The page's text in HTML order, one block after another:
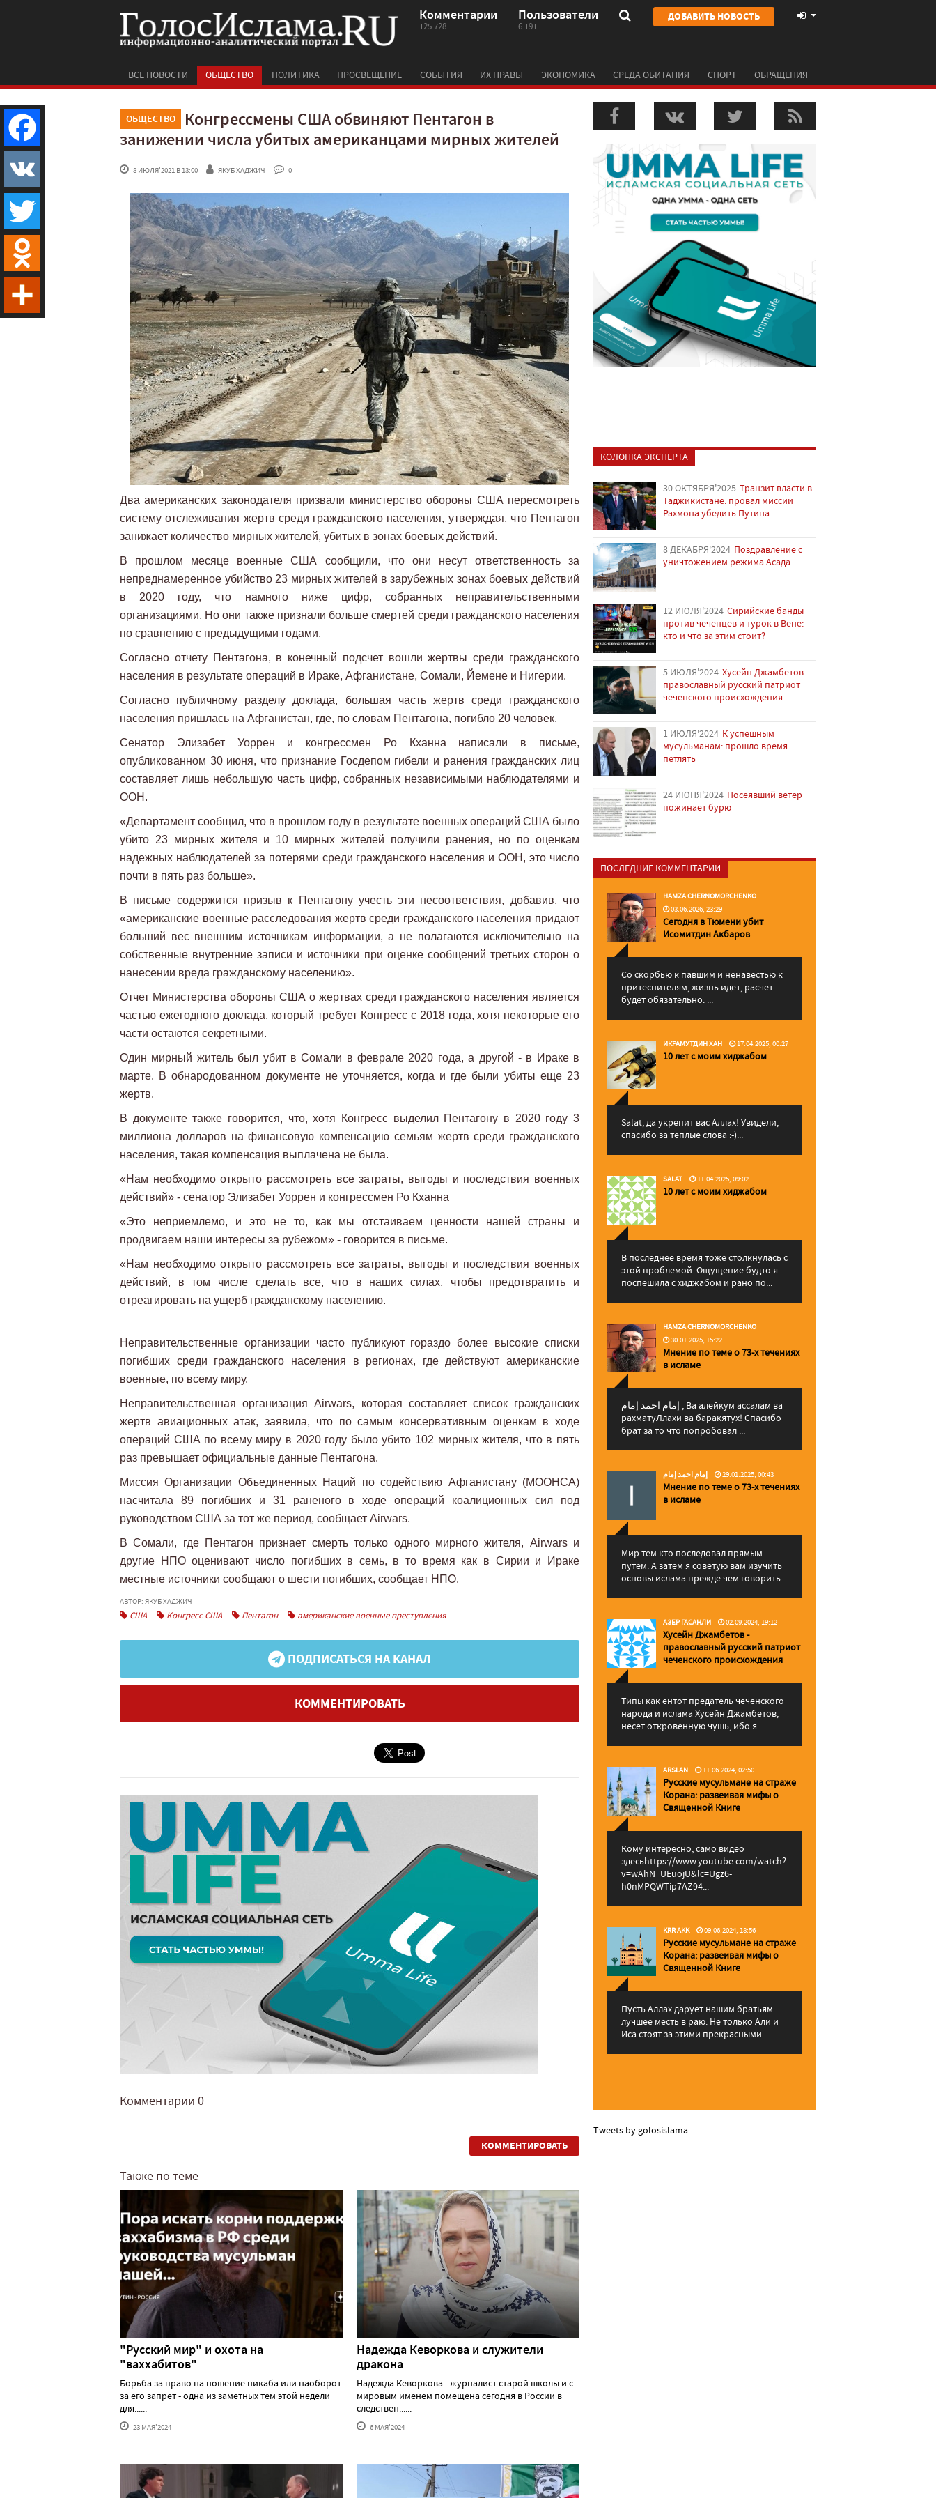
Комментарии
125 728
Пользователи
6 191
ДОБАВИТЬ НОВОСТЬ
ВСЕ НОВОСТИ ОБЩЕСТВО ПОЛИТИКА ПРОСВЕЩЕНИЕ СОБЫТИЯ ИХ НРАВЫ ЭКОНОМИКА СРЕДА ОБИТАНИЯ СПОРТ ОБРАЩЕНИЯ
ОБЩЕСТВО
Конгрессмены США обвиняют Пентагон в
занижении числа убитых американцами мирных жителей
8 ИЮЛЯ'2021 В 13:00 ЯКУБ ХАДЖИЧ 0
Два американских законодателя призвали министерство обороны США пересмотреть
систему отслеживания жертв среди гражданского населения, утверждая, что Пентагон
занижает количество мирных жителей, убитых в зонах боевых действий.
В прошлом месяце военные США сообщили, что они несут ответственность за
непреднамеренное убийство 23 мирных жителей в зарубежных зонах боевых действий
в 2020 году, что намного ниже цифр, собранных неправительственными
организациями. Но они также признали больше смертей среди гражданского населения
по сравнению с предыдущими годами.
Согласно отчету Пентагона, в конечный подсчет вошли жертвы среди гражданского
населения в результате операций в Ираке, Афганистане, Сомали, Йемене и Нигерии.
Согласно публичному разделу доклада, большая часть жертв среди гражданского
населения пришлась на Афганистан, где, по словам Пентагона, погибло 20 человек.
Сенатор Элизабет Уоррен и конгрессмен Ро Кханна написали в письме,
опубликованном 30 июня, что признание Госдепом гибели и ранения гражданских лиц
составляет лишь небольшую часть цифр, собранных независимыми наблюдателями и
ООН.
«Департамент сообщил, что в прошлом году в результате военных операций США было
убито 23 мирных жителя и 10 мирных жителей получили ранения, но по оценкам
надежных наблюдателей за потерями среди гражданского населения и ООН, это число
почти в пять раз больше».
В письме содержится призыв к Пентагону учесть эти несоответствия, добавив, что
«американские военные расследования жертв среди гражданского населения придают
больший вес внешним источникам информации, а не полагаются исключительно на
собственные внутренние записи и источники при оценке сообщений третьих сторон о
нанесении вреда гражданскому населению».
Отчет Министерства обороны США о жертвах среди гражданского населения является
частью ежегодного доклада, который требует Конгресс с 2018 года, хотя некоторые его
части остаются секретными.
Один мирный житель был убит в Сомали в феврале 2020 года, а другой - в Ираке в
марте. В обнародованном документе не уточняется, когда и где были убиты еще 23
жертв.
В документе также говорится, что, хотя Конгресс выделил Пентагону в 2020 году 3
миллиона долларов на финансовую компенсацию семьям жертв среди гражданского
населения, такая компенсация выплачена не была.
«Нам необходимо открыто рассмотреть все затраты, выгоды и последствия военных
действий» - сенатор Элизабет Уоррен и конгрессмен Ро Кханна
«Это неприемлемо, и это не то, как мы отстаиваем ценности нашей страны и
продвигаем наши интересы за рубежом» - говорится в письме.
«Нам необходимо открыто рассмотреть все затраты, выгоды и последствия военных
действий, в том числе сделать все, что в наших силах, чтобы предотвратить и
отреагировать на ущерб гражданскому населению.
Неправительственные организации часто публикуют гораздо более высокие списки
погибших среди гражданского населения в регионах, где действуют американские
военные, по всему миру.
Неправительственная организация Airwars, которая составляет список гражданских
жертв авиационных атак, заявила, что по самым консервативным оценкам в ходе
операций США по всему миру в 2020 году было убито 102 мирных жителя, что в пять
раз превышает официальные данные Пентагона.
Миссия Организации Объединенных Наций по содействию Афганистану (МООНСА)
насчитала 89 погибших и 31 раненого в ходе операций коалиционных сил под
руководством США за тот же период, сообщает Airwars.
В Сомали, где Пентагон признает смерть только одного мирного жителя, Airwars и
другие НПО оценивают число погибших в семь, в то время как в Сирии и Ираке
местные источники сообщают о шести погибших, сообщает НПО.
АВТОР: ЯКУБ ХАДЖИЧ
США Конгресс США Пентагон американские военные преступления
ПОДПИСАТЬСЯ НА КАНАЛ
КОММЕНТИРОВАТЬ
Комментарии 0
КОММЕНТИРОВАТЬ
Также по теме
"Русский мир" и охота на
"ваххабитов"
Борьба за право на ношение никаба или наоборот
за его запрет - одна из заметных тем этой недели
для......
23 МАЯ'2024
Надежда Кеворкова и служители
дракона
Надежда Кеворкова - журналист старой школы и с
мировым именем помещена сегодня в России в
следствен......
6 МАЯ'2024
КОЛОНКА ЭКСПЕРТА
30 ОКТЯБРЯ'2025 Транзит власти в
Таджикистане: провал миссии
Рахмона убедить Путина
8 ДЕКАБРЯ'2024 Поздравление с
уничтожением режима Асада
12 ИЮЛЯ'2024 Сирийские банды
против чеченцев и турок в Вене:
кто и что за этим стоит?
5 ИЮЛЯ'2024 Хусейн Джамбетов -
православный русский патриот
чеченского происхождения
1 ИЮЛЯ'2024 К успешным
мусульманам: прошло время
петлять
24 ИЮНЯ'2024 Посеявший ветер
пожинает бурю
ПОСЛЕДНИЕ КОММЕНТАРИИ
HAMZA CHERNOMORCHENKO
03.06.2026, 23:29
Сегодня в Тюмени убит
Исомитдин Акбаров
Со скорбью к павшим и ненавестью к
притеснителям, жизнь идет, расчет
будет обязательно. ...
ИКРАМУТДИН ХАН 17.04.2025, 00:27
10 лет с моим хиджабом
Salat, да укрепит вас Аллаx! Увидели,
спасибо за теплые слова :-)...
SALAT 11.04.2025, 09:02
10 лет с моим хиджабом
В последнее время тоже столкнулась с
этой проблемой. Ощущение будто я
поспешила с хиджабом и рано по...
HAMZA CHERNOMORCHENKO
30.01.2025, 15:22
Мнение по теме о 73-х течениях
в исламе
إمام احمد إمام , Ва алейкум ассалам ва
рахматуЛлахи ва баракятух! Спасибо
брат за то что попробовал ...
إمام احمد إمام 29.01.2025, 00:43
Мнение по теме о 73-х течениях
в исламе
Мир тем кто последовал прямым
путем. А затем я советую вам изучить
основы ислама прежде чем говорить...
АЗЕР ГАСАНЛИ 02.09.2024, 19:12
Хусейн Джамбетов -
православный русский патриот
чеченского происхождения
Типы как ентот предатель чеченского
народа и ислама Хусейн Джамбетов,
несет откровенную чушь, ибо я...
ARSLAN 11.06.2024, 02:50
Русские мусульмане на страже
Корана: pазвеивая мифы о
Священной Книге
Кому интересно, само видео
здесьhttps://www.youtube.com/watch?
v=wAhN_UEuojU&lc=Ugz6-
h0nMPQWTip7AZ94...
KRR AKK 09.06.2024, 18:56
Русские мусульмане на страже
Корана: pазвеивая мифы о
Священной Книге
Пусть Аллах дарует нашим братьям
лучшее месть в раю. Не только Али и
Иса стоят за этими прекрасными ...
Tweets by golosislama
Facebook
VK
Twitter
Odnoklassniki